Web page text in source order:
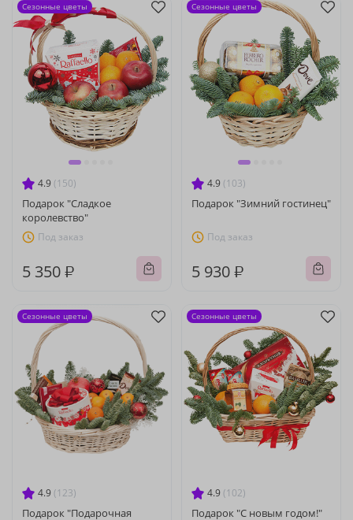
4.9 (150)
Подарок "Сладкое
королевство"
Под заказ
5 350 ₽
Сезонные цветы
4.9 (103)
Подарок "Зимний гостинец"
Под заказ
5 930 ₽
Сезонные цветы
4.9 (123)
Подарок "Подарочная
Сезонные цветы
4.9 (102)
Подарок "С новым годом!"
Сезонные цветы